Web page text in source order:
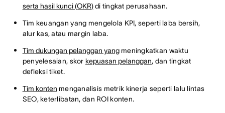
serta hasil kunci (OKR)di tingkat perusahaan.
Tim keuangan yang mengelola KPI, seperti laba bersih,
alur kas, atau margin laba.
Tim dukungan pelanggan yangmeningkatkan waktu
penyelesaian, skor kepuasan pelanggan, dan tingkat
defleksi tiket.
Tim konten menganalisis metrik kinerja seperti lalu lintas
SEO, keterlibatan, dan ROI konten.